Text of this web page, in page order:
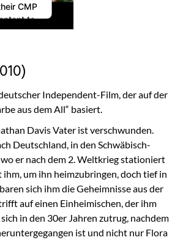
CMP
to
Independent-Film, der auf der
aus dem All“ basiert.
Davis Vater ist verschwunden.
Deutschland, in den Schwäbisch-
er nach dem 2. Weltkrieg stationiert
um ihn heimzubringen, doch tief in
sich ihm die Geheimnisse aus der
auf einen Einheimischen, der ihm
in den 30er Jahren zutrug, nachdem
ist und nicht nur Flora